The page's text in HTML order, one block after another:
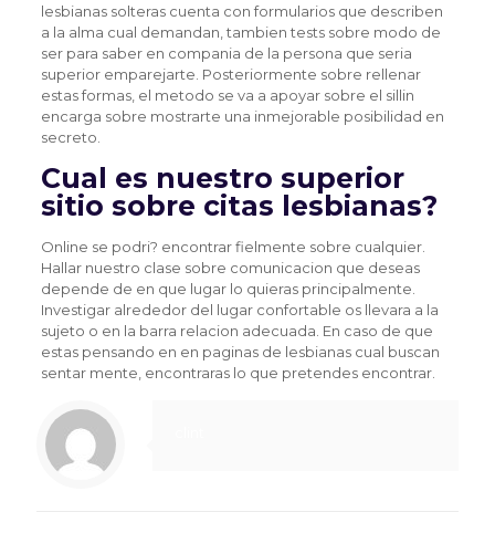
lesbianas solteras cuenta con formularios que describen
a la alma cual demandan, tambien tests sobre modo de
ser para saber en compania de la persona que seria
superior emparejarte. Posteriormente sobre rellenar
estas formas, el metodo se va a apoyar sobre el silli­n
encarga sobre mostrarte una inmejorable posibilidad en
secreto.
Cual es nuestro superior
sitio sobre citas lesbianas?
Online se podri? encontrar fielmente sobre cualquier.
Hallar nuestro clase sobre comunicacion que deseas
depende de en que lugar lo quieras principalmente.
Investigar alrededor del lugar confortable os llevara a la
sujeto o en la barra relacion adecuada. En caso de que
estas pensando en en paginas de lesbianas cual buscan
sentar mente, encontraras lo que pretendes encontrar.